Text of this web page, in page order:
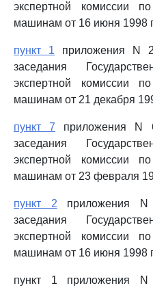
экспертной комиссии
машинам от 16 июня 1998
пункт 1 приложения N
заседания
экспертной комиссии
машинам от 21 декабря
пункт 7 приложения N
заседания
экспертной комиссии
машинам от 23 февраля
пункт 2 приложения
заседания
экспертной комиссии
машинам от 16 июня 1998
пункт 1 приложения